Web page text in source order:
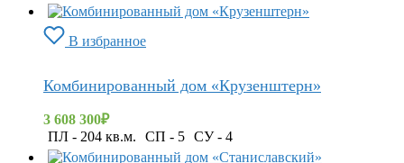
В избранное
Комбинированный дом «Крузенштерн»
3 608 300₽
ПЛ - 204 кв.м.
СП - 5 СУ - 4